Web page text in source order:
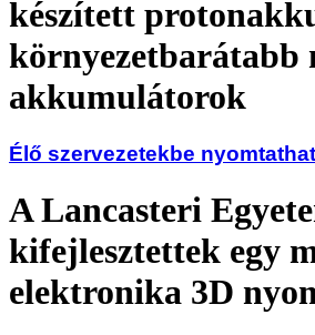
készített
környezetbarátabb
akkumulátorok
Élő szervezetekbe
A Lancasteri
kifejlesztettek egy
elektronika 3D